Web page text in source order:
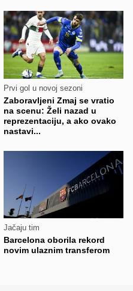
Prvi gol u novoj sezoni
Zaboravljeni Zmaj se vratio
na scenu: Želi nazad u
reprezentaciju, a ako ovako
nastavi...
Jačaju tim
Barcelona oborila rekord
novim ulaznim transferom